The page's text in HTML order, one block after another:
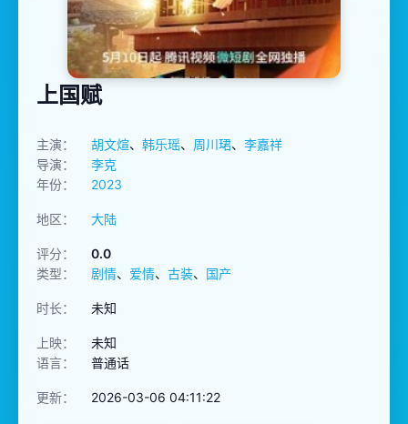
上国赋
主演： 胡文煊、 韩乐瑶、 周川珺、 李嘉祥
导演：
李克
年份：
2023
地区： 大陆
评分：
0.0
类型：
剧情、 爱情、 古装、 国产
时长： 未知
上映：
未知
语言：
普通话
更新： 2026-03-06 04:11:22